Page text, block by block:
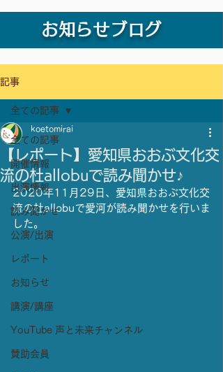
お知らせブログ
記事
全ての記事
開催情報
出演情報
読み聞かせ
公演/出演
レポート
お知らせ
講演/講座
YouTube 声と未来チャンネル
賛助会員
全ての記事
【レポート】愛知県おおぶ文化交
流の杜allobuで読み聞かせ♪
koetomirai
2020年11月29日、愛知県おおぶ文化交
流の杜allobuで愛河が読み聞かせを行いま
した。